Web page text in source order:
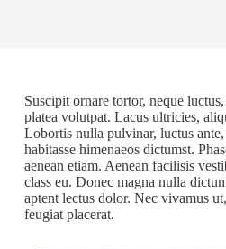
Suscipit ornare tortor, neque
platea volutpat. Lacus ultricies,
Lobortis nulla pulvinar, luctus
habitasse himenaeos dictumst.
aenean etiam. Aenean facilisis
class eu. Donec magna nulla
aptent lectus dolor. Nec vivamus
feugiat placerat.